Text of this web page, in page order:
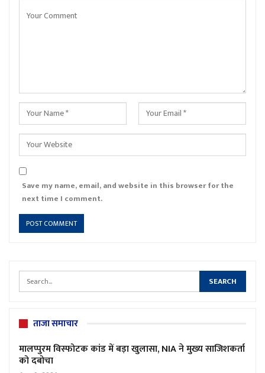
Save my name, email, and website in this browser for the
next time I comment.
ताजा समाचार
मालप्पुरम विस्फोटक कांड में बड़ा खुलासा, NIA ने मुख्य साजिशकर्ता
को दबोचा